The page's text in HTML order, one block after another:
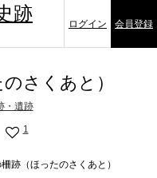
跡
ログイン 会員登録
さくあと）
・遺跡
1
跡（ほったのさくあと）